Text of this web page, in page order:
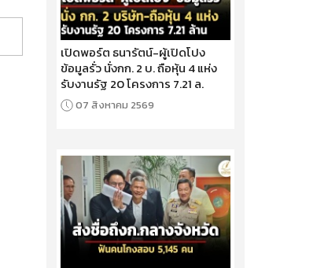
เปิดพอร์ต ธนารัตน์-ผู้เปิดโปง
ข้อมูลรั่ว นั่งกก. 2 บ. ถือหุ้น 4 แห่ง
รับงานรัฐ 20 โครงการ 7.21 ล.
07 สิงหาคม 2569